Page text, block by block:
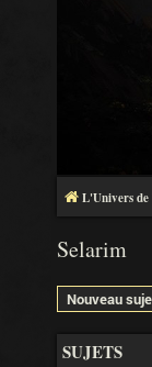
L'Univers de
Selarim
Nouveau
SUJETS